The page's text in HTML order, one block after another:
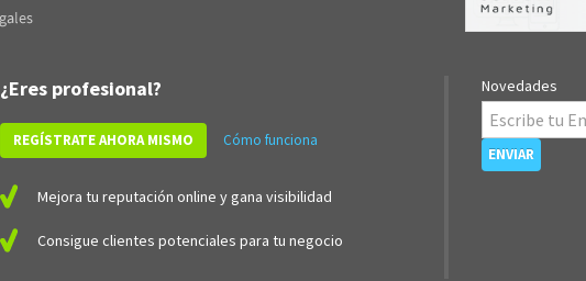
¿Eres profesional?
REGÍSTRATE AHORA MISMO Cómo funciona
Mejora tu reputación online y gana visibilidad
Consigue clientes potenciales para tu negocio
Novedades